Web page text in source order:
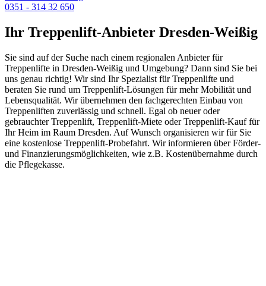
0351 - 314 32 650
Ihr Treppenlift-Anbieter Dresden-Weißig
Sie sind auf der Suche nach einem regionalen Anbieter für
Treppenlifte in Dresden-Weißig und Umgebung? Dann sind Sie bei
uns genau richtig! Wir sind Ihr Spezialist für Treppenlifte und
beraten Sie rund um Treppenlift-Lösungen für mehr Mobilität und
Lebensqualität. Wir übernehmen den fachgerechten Einbau von
Treppenliften zuverlässig und schnell. Egal ob neuer oder
gebrauchter Treppenlift, Treppenlift-Miete oder Treppenlift-Kauf für
Ihr Heim im Raum Dresden. Auf Wunsch organisieren wir für Sie
eine kostenlose Treppenlift-Probefahrt. Wir informieren über Förder-
und Finanzierungsmöglichkeiten, wie z.B. Kostenübernahme durch
die Pflegekasse.